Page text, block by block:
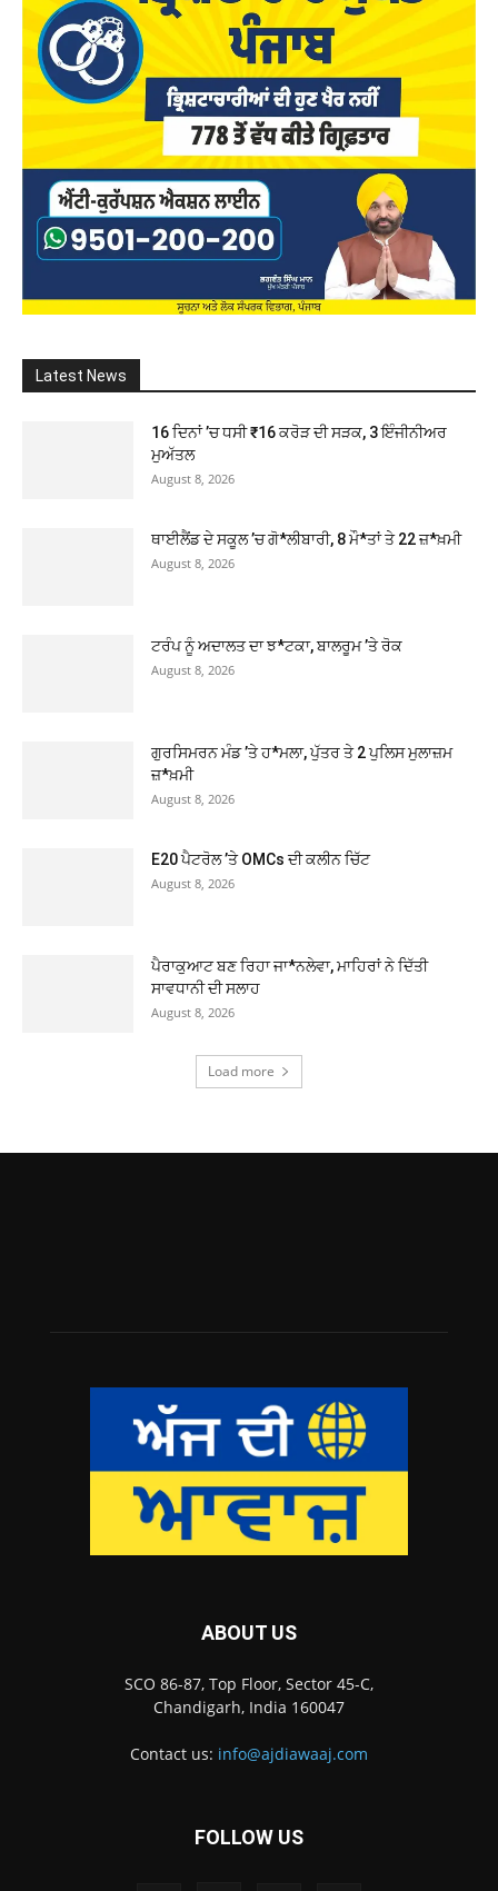
Latest News
16 ਦਿਨਾਂ ’ਚ ਧਸੀ ₹16 ਕਰੋੜ ਦੀ ਸੜਕ, 3 ਇੰਜੀਨੀਅਰ
ਮੁਅੱਤਲ
August 8, 2026
ਥਾਈਲੈਂਡ ਦੇ ਸਕੂਲ ’ਚ ਗੋ*ਲੀਬਾਰੀ, 8 ਮੌ*ਤਾਂ ਤੇ 22 ਜ਼*ਖ਼ਮੀ
August 8, 2026
ਟਰੰਪ ਨੂੰ ਅਦਾਲਤ ਦਾ ਝ*ਟਕਾ, ਬਾਲਰੂਮ ’ਤੇ ਰੋਕ
August 8, 2026
ਗੁਰਸਿਮਰਨ ਮੰਡ ’ਤੇ ਹ*ਮਲਾ, ਪੁੱਤਰ ਤੇ 2 ਪੁਲਿਸ ਮੁਲਾਜ਼ਮ
ਜ਼*ਖ਼ਮੀ
August 8, 2026
E20 ਪੈਟਰੋਲ ’ਤੇ OMCs ਦੀ ਕਲੀਨ ਚਿੱਟ
August 8, 2026
ਪੈਰਾਕੁਆਟ ਬਣ ਰਿਹਾ ਜਾ*ਨਲੇਵਾ, ਮਾਹਿਰਾਂ ਨੇ ਦਿੱਤੀ
ਸਾਵਧਾਨੀ ਦੀ ਸਲਾਹ
August 8, 2026
Load more
ABOUT US
SCO 86-87, Top Floor, Sector 45-C,
Chandigarh, India 160047
Contact us: info@ajdiawaaj.com
FOLLOW US